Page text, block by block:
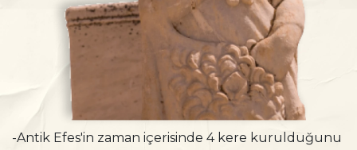
-Antik Efes'in zaman içerisinde 4 kere kurulduğunu